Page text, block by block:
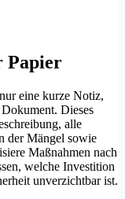
Papier
eine kurze Notiz,
Dieses
alle
der Mängel sowie
Maßnahmen nach
welche Investition
unverzichtbar ist.